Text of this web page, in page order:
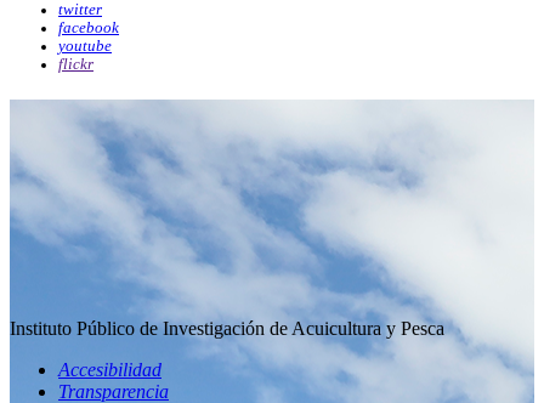
twitter
facebook
youtube
flickr
Instituto Público de Investigación de Acuicultura y Pesca
Accesibilidad
Transparencia